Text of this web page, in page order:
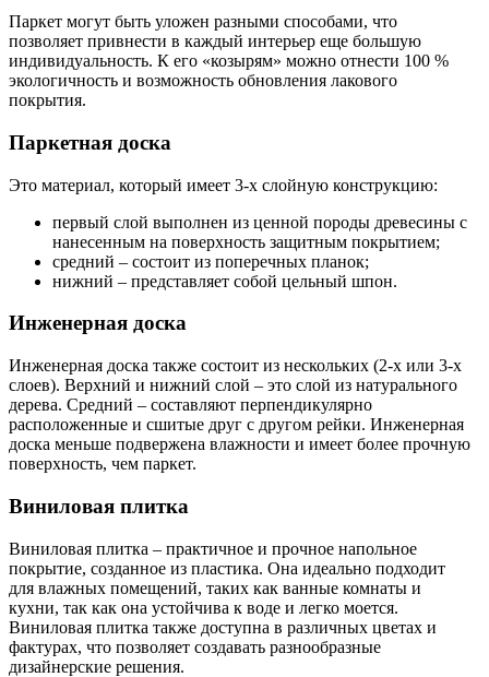
Паркет могут быть уложен разными способами, что
позволяет привнести в каждый интерьер еще большую
индивидуальность. К его «козырям» можно отнести 100 %
экологичность и возможность обновления лакового
покрытия.
Паркетная доска
Это материал, который имеет 3-х слойную конструкцию:
первый слой выполнен из ценной породы древесины с
нанесенным на поверхность защитным покрытием;
средний – состоит из поперечных планок;
нижний – представляет собой цельный шпон.
Инженерная доска
Инженерная доска также состоит из нескольких (2-х или 3-х
слоев). Верхний и нижний слой – это слой из натурального
дерева. Средний – составляют перпендикулярно
расположенные и сшитые друг с другом рейки. Инженерная
доска меньше подвержена влажности и имеет более прочную
поверхность, чем паркет.
Виниловая плитка
Виниловая плитка – практичное и прочное напольное
покрытие, созданное из пластика. Она идеально подходит
для влажных помещений, таких как ванные комнаты и
кухни, так как она устойчива к воде и легко моется.
Виниловая плитка также доступна в различных цветах и
фактурах, что позволяет создавать разнообразные
дизайнерские решения.